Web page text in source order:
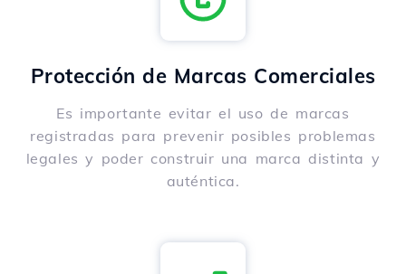
Protección de Marcas Comerciales
Es importante evitar el uso de marcas
registradas para prevenir posibles problemas
legales y poder construir una marca distinta y
auténtica.